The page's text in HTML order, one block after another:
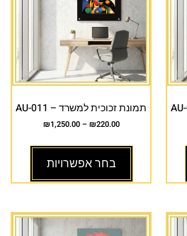
תמונת זכוכית למשרד – AU-011
₪220.00
–
₪1,250.00
בחר אפשרויות